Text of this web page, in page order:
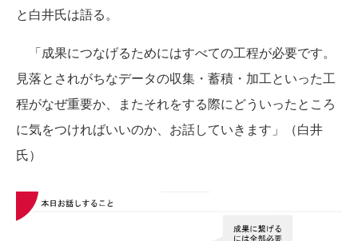
と白井氏は語る。
「成果につなげるためにはすべての工程が必要です。
見落とされがちなデータの収集・蓄積・加工といった工
程がなぜ重要か、またそれをする際にどういったところ
に気をつければいいのか、お話していきます」（白井
氏）